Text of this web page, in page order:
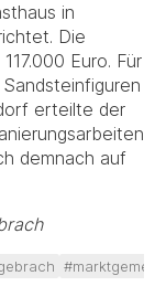
in
Die
Euro. Für
erteilte der
demnach auf